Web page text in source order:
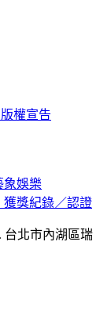
版權宣告
象娛樂
獲獎紀錄／認證
台北市內湖區瑞